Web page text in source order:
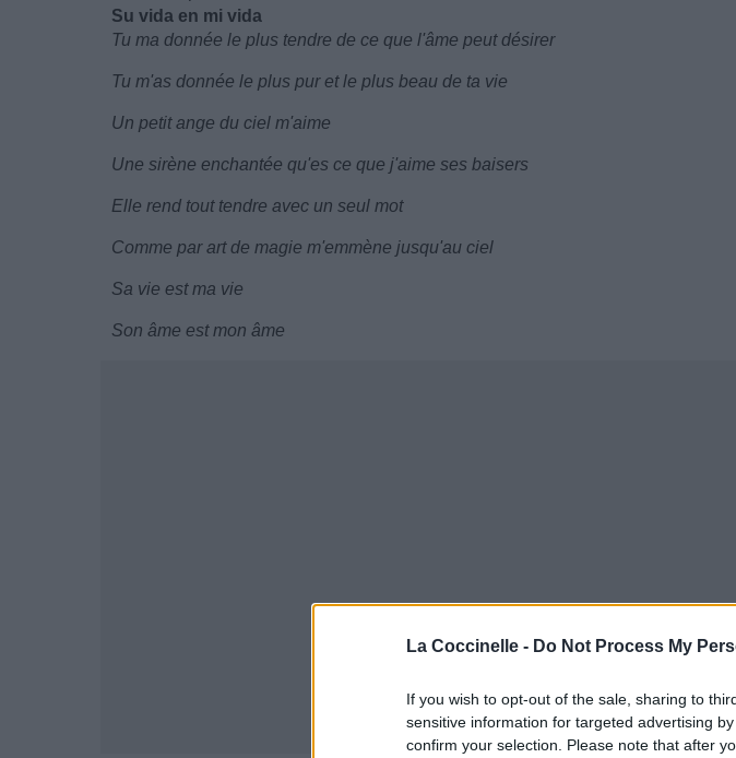
La Coccinelle - Do Not Process My
If you wish to opt-out of the sale, sharing to
sensitive information for targeted advertising
confirm your selection. Please note that after
Su vida en mi vida
Tu ma donnée le plus tendre de ce que l'âme peut désirer
Tu m'as donnée le plus pur et le plus beau de ta vie
Un petit ange du ciel m'aime
Une sirène enchantée qu'es ce que j'aime ses baisers
Elle rend tout tendre avec un seul mot
Comme par art de magie m'emmène jusqu'au ciel
Sa vie est ma vie
Son âme est mon âme